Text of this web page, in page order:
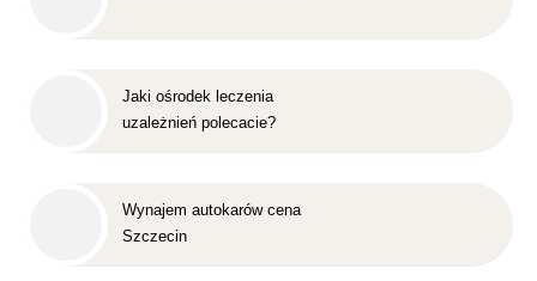
Jaki ośrodek leczenia
uzależnień polecacie?
Wynajem autokarów cena
Szczecin